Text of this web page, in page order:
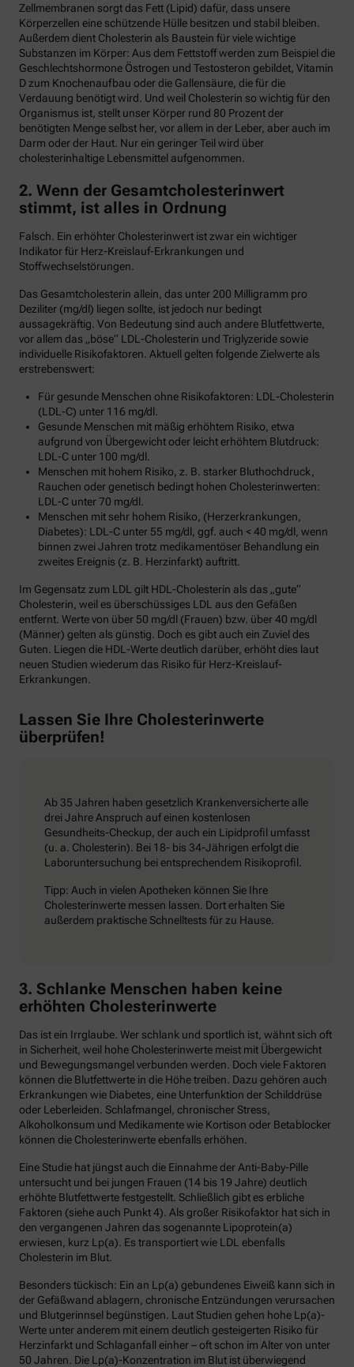
Zellmembranen sorgt das Fett (Lipid) dafür, dass unsere
Körperzellen eine schützende Hülle besitzen und stabil bleiben.
Außerdem dient Cholesterin als Baustein für viele wichtige
Substanzen im Körper: Aus dem Fettstoff werden zum Beispiel die
Geschlechtshormone Östrogen und Testosteron gebildet, Vitamin
D zum Knochenaufbau oder die Gallensäure, die für die
Verdauung benötigt wird. Und weil Cholesterin so wichtig für den
Organismus ist, stellt unser Körper rund 80 Prozent der
benötigten Menge selbst her, vor allem in der Leber, aber auch im
Darm oder der Haut. Nur ein geringer Teil wird über
cholesterinhaltige Lebensmittel aufgenommen.
2. Wenn der Gesamtcholesterinwert
stimmt, ist alles in Ordnung
Falsch. Ein erhöhter Cholesterinwert ist zwar ein wichtiger
Indikator für Herz-Kreislauf-Erkrankungen und
Stoffwechselstörungen.
Das Gesamtcholesterin allein, das unter 200 Milligramm pro
Deziliter (mg/dl) liegen sollte, ist jedoch nur bedingt
aussagekräftig. Von Bedeutung sind auch andere Blutfettwerte,
vor allem das „böse“ LDL-Cholesterin und Triglyzeride sowie
individuelle Risikofaktoren. Aktuell gelten folgende Zielwerte als
erstrebenswert:
Für gesunde Menschen ohne Risikofaktoren: LDL-Cholesterin
(LDL-C) unter 116 mg/dl.
Gesunde Menschen mit mäßig erhöhtem Risiko, etwa
aufgrund von Übergewicht oder leicht erhöhtem Blutdruck:
LDL-C unter 100 mg/dl.
Menschen mit hohem Risiko, z. B. starker Bluthochdruck,
Rauchen oder genetisch bedingt hohen Cholesterinwerten:
LDL-C unter 70 mg/dl.
Menschen mit sehr hohem Risiko, (Herzerkrankungen,
Diabetes): LDL-C unter 55 mg/dl, ggf. auch < 40 mg/dl, wenn
binnen zwei Jahren trotz medikamentöser Behandlung ein
zweites Ereignis (z. B. Herzinfarkt) auftritt.
Im Gegensatz zum LDL gilt HDL-Cholesterin als das „gute“
Cholesterin, weil es überschüssiges LDL aus den Gefäßen
entfernt. Werte von über 50 mg/dl (Frauen) bzw. über 40 mg/dl
(Männer) gelten als günstig. Doch es gibt auch ein Zuviel des
Guten. Liegen die HDL-Werte deutlich darüber, erhöht dies laut
neuen Studien wiederum das Risiko für Herz-Kreislauf-
Erkrankungen.
Lassen Sie Ihre Cholesterinwerte
überprüfen!
Ab 35 Jahren haben gesetzlich Krankenversicherte alle
drei Jahre Anspruch auf einen kostenlosen
Gesundheits-Checkup, der auch ein Lipidprofil umfasst
(u. a. Cholesterin). Bei 18- bis 34-Jährigen erfolgt die
Laboruntersuchung bei entsprechendem Risikoprofil.
Tipp: Auch in vielen Apotheken können Sie Ihre
Cholesterinwerte messen lassen. Dort erhalten Sie
außerdem praktische Schnelltests für zu Hause.
3. Schlanke Menschen haben keine
erhöhten Cholesterinwerte
Das ist ein Irrglaube. Wer schlank und sportlich ist, wähnt sich oft
in Sicherheit, weil hohe Cholesterinwerte meist mit Übergewicht
und Bewegungsmangel verbunden werden. Doch viele Faktoren
können die Blutfettwerte in die Höhe treiben. Dazu gehören auch
Erkrankungen wie Diabetes, eine Unterfunktion der Schilddrüse
oder Leberleiden. Schlafmangel, chronischer Stress,
Alkoholkonsum und Medikamente wie Kortison oder Betablocker
können die Cholesterinwerte ebenfalls erhöhen.
Eine Studie hat jüngst auch die Einnahme der Anti-Baby-Pille
untersucht und bei jungen Frauen (14 bis 19 Jahre) deutlich
erhöhte Blutfettwerte festgestellt. Schließlich gibt es erbliche
Faktoren (siehe auch Punkt 4). Als großer Risikofaktor hat sich in
den vergangenen Jahren das sogenannte Lipoprotein(a)
erwiesen, kurz Lp(a). Es transportiert wie LDL ebenfalls
Cholesterin im Blut.
Besonders tückisch: Ein an Lp(a) gebundenes Eiweiß kann sich in
der Gefäßwand ablagern, chronische Entzündungen verursachen
und Blutgerinnsel begünstigen. Laut Studien gehen hohe Lp(a)-
Werte unter anderem mit einem deutlich gesteigerten Risiko für
Herzinfarkt und Schlaganfall einher – oft schon im Alter von unter
50 Jahren. Die Lp(a)-Konzentration im Blut ist überwiegend